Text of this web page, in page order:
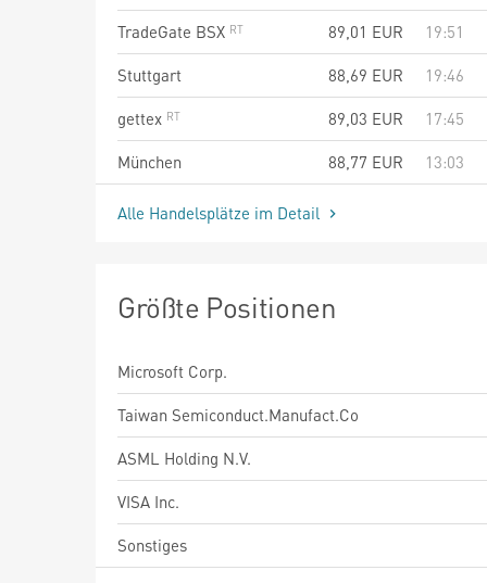
TradeGate BSX
89,01 EUR
19:51
Stuttgart
88,69 EUR
19:46
gettex
89,03 EUR
17:45
München
88,77 EUR 13:03
Alle Handelsplätze im Detail
Größte Positionen
Microsoft Corp.
Taiwan Semiconduct.Manufact.Co
ASML Holding N.V.
VISA Inc.
Sonstiges